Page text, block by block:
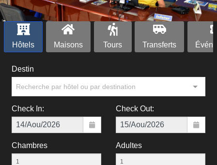
Hôtels Maisons Tours Transferts
Destin
Recherche par hôtel ou par destination
Check In: Check Out:
Chambres Adultes